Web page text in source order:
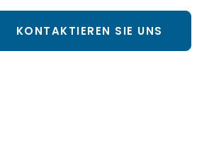
KONTAKTIEREN SIE UNS